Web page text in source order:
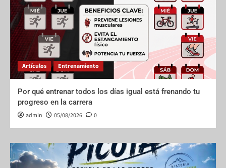
Artículos Entrenamiento
Por qué entrenar todos los días igual está frenando tu
progreso en la carrera
admin 05/08/2026 0